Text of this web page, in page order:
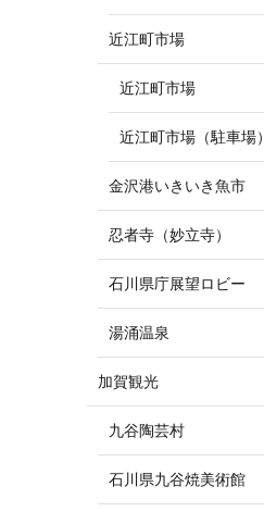
近江町市場
近江町市場
近江町市場（駐車場）
金沢港いきいき魚市
忍者寺（妙立寺）
石川県庁展望ロビー
湯涌温泉
加賀観光
九谷陶芸村
石川県九谷焼美術館